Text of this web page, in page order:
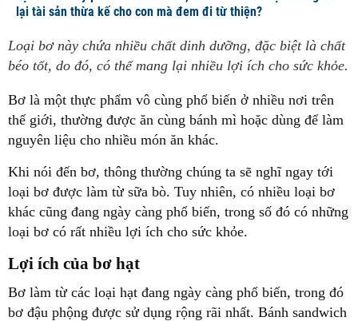
lại tài sản thừa kế cho con mà đem đi từ thiện?
Loại bơ này chứa nhiều chất dinh dưỡng, đặc biệt là chất
béo tốt, do đó, có thể mang lại nhiều lợi ích cho sức khỏe.
Bơ là một thực phẩm vô cùng phổ biến ở nhiều nơi trên
thế giới, thường được ăn cùng bánh mì hoặc dùng để làm
nguyên liệu cho nhiều món ăn khác.
Khi nói đến bơ, thông thường chúng ta sẽ nghĩ ngay tới
loại bơ được làm từ sữa bò. Tuy nhiên, có nhiều loại bơ
khác cũng đang ngày càng phổ biến, trong số đó có những
loại bơ có rất nhiều lợi ích cho sức khỏe.
Lợi ích của bơ hạt
Bơ làm từ các loại hạt đang ngày càng phổ biến, trong đó
bơ đậu phộng được sử dụng rộng rãi nhất. Bánh sandwich